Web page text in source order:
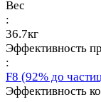
Вес
:
36.7кг
Эффективность
:
F8 (92% до
Эффективность